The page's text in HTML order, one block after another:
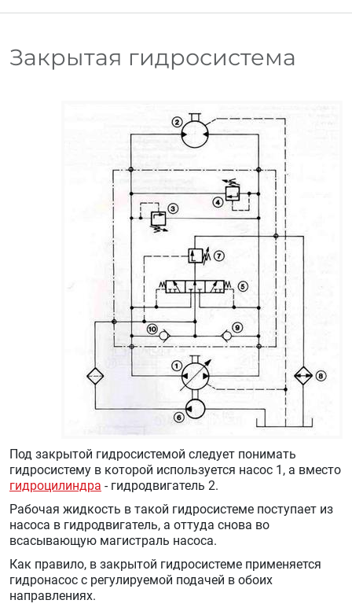
Закрытая гидросистема
Под закрытой гидросистемой следует понимать
гидросистему в которой используется насос 1, а вместо
гидроцилиндра - гидродвигатель 2.
Рабочая жидкость в такой гидросистеме поступает из
насоса в гидродвигатель, а оттуда снова во
всасывающую магистраль насоса.
Как правило, в закрытой гидросистеме применяется
гидронасос с регулируемой подачей в обоих
направлениях.